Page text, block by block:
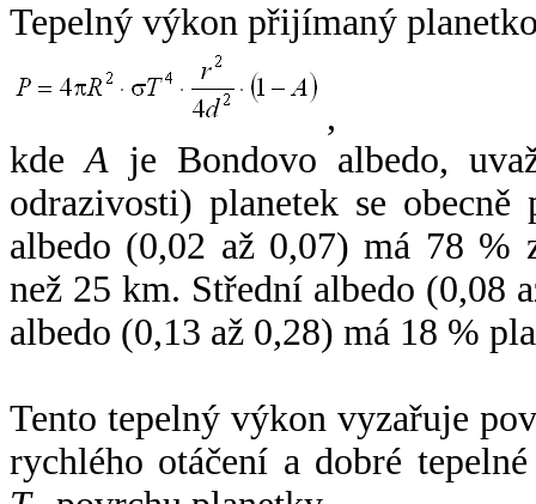
Tepelný výkon přijímaný
,
kdeA je Bondovo albedo,
odrazivosti) planetek se
albedo (0,02 až 0,07) má 78 %
než 25 km. Střední albedo (0,08
albedo (0,13 až 0,28) má 18 %
Tento tepelný výkon vyzařuje
rychlého otáčení a dobré